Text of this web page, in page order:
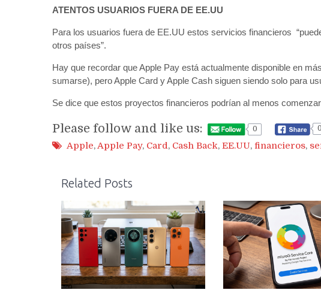
ATENTOS USUARIOS FUERA DE EE.UU
Para los usuarios fuera de EE.UU estos servicios financieros
otros países”.
Hay que recordar que Apple Pay está actualmente disponible en
sumarse), pero Apple Card y Apple Cash siguen siendo solo para
Se dice que estos proyectos financieros podrían al menos
Please follow and like us: 0 0
Apple,Apple Pay, Card, Cash Back, EE.UU, financieros,
Related Posts